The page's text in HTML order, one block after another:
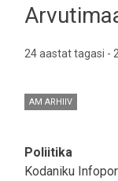
24 aastat tagasi -
AM ARHIIV
Poliitika
Kodaniku